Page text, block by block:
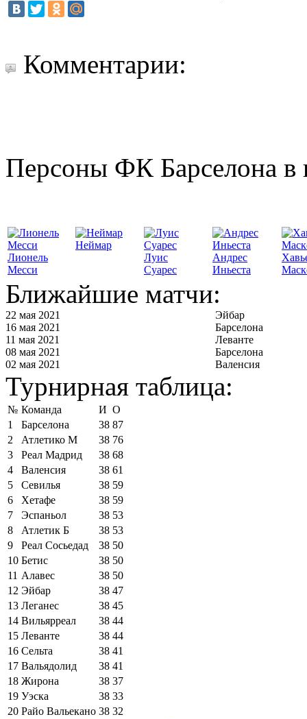
Комментарии:
Персоны ФК Барселона в
Лионель
Месси
Неймар
Луис
Суарес
Андрес
Иньеста
Ближайшие матчи:
22 мая 2021
Эйбар
16 мая 2021
Барселона
11 мая 2021
Леванте
08 мая 2021
Барселона
02 мая 2021
Валенсия
Турнирная таблица:
№ Команда И О
1
Барселона 38 87
2
Атлетико М 38 76
3
Реал Мадрид 38 68
4
Валенсия 38 61
5
Севилья 38 59
6
Хетафе 38 59
7
Эспаньол 38 53
8
Атлетик Б 38 53
9
Реал Сосьедад 38 50
10 Бетис 38 50
11 Алавес 38 50
12 Эйбар 38 47
13 Леганес 38 45
14 Вильярреал 38 44
15 Леванте 38 44
16 Сельта 38 41
17 Вальядолид 38 41
18 Жирона 38 37
19 Уэска 38 33
20 Райо Вальекано 38 32